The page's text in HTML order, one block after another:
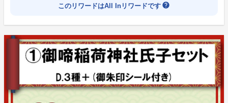
再封印のための方法を模索し始める。
馴染の杵島裕也（きしまゆうや）とともにバンド活動に
勤しんでいるのをみた彼は、その歌に穢れの再封印に使
える力がある事に気付いた。
イオリは人の姿となり、バンドを通じて遥歌たちに接触
していく―
このリワードはAll Inリワードです help